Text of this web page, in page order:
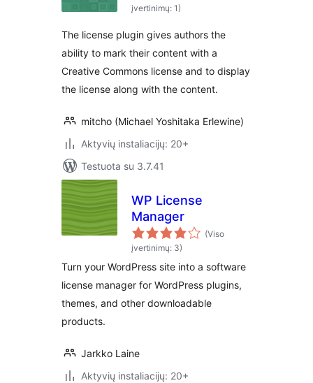
įvertinimų: 1)
The license plugin gives authors the
ability to mark their content with a
Creative Commons license and to display
the license along with the content.
mitcho (Michael Yoshitaka Erlewine)
Aktyvių instaliacijų: 20+
Testuota su 3.7.41
WP License
Manager
(Viso
įvertinimų: 3)
Turn your WordPress site into a software
license manager for WordPress plugins,
themes, and other downloadable
products.
Jarkko Laine
Aktyvių instaliacijų: 20+